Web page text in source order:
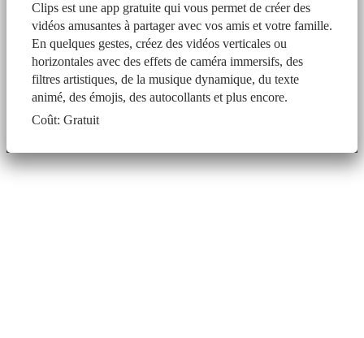
Clips est une app gratuite qui vous permet de créer des
vidéos amusantes à partager avec vos amis et votre famille.
En quelques gestes, créez des vidéos verticales ou
horizontales avec des effets de caméra immersifs, des
filtres artistiques, de la musique dynamique, du texte
animé, des émojis, des autocollants et plus encore.
Coût: Gratuit